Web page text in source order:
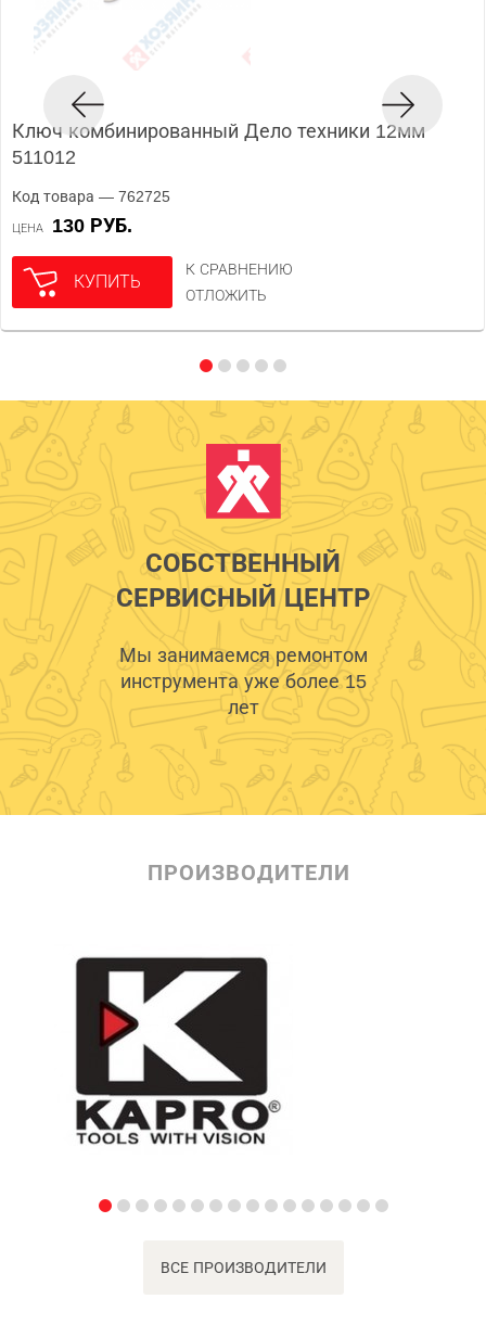
Ключ комбинированный Дело техники 12мм
511012
Код товара — 762725
ЦЕНА 130 РУБ.
КУПИТЬ
К СРАВНЕНИЮ
ОТЛОЖИТЬ
СОБСТВЕННЫЙ
СЕРВИСНЫЙ ЦЕНТР
Мы занимаемся ремонтом
инструмента уже более 15
лет
ПРОИЗВОДИТЕЛИ
ВСЕ ПРОИЗВОДИТЕЛИ